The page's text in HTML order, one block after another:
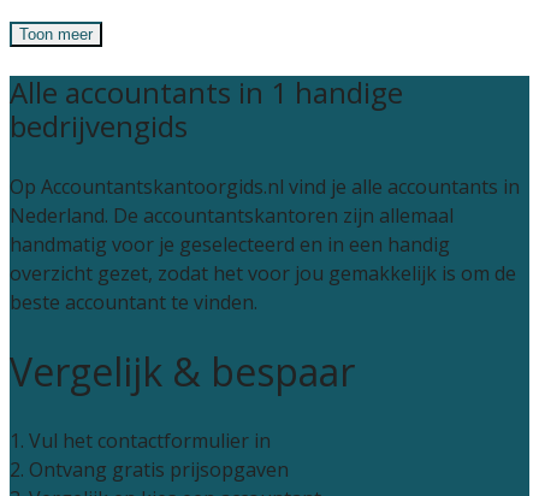
Toon meer
Alle accountants in 1 handige
bedrijvengids
Op Accountantskantoorgids.nl vind je alle accountants in
Nederland. De accountantskantoren zijn allemaal
handmatig voor je geselecteerd en in een handig
overzicht gezet, zodat het voor jou gemakkelijk is om de
beste accountant te vinden.
Vergelijk & bespaar
1. Vul het contactformulier in
2. Ontvang gratis prijsopgaven